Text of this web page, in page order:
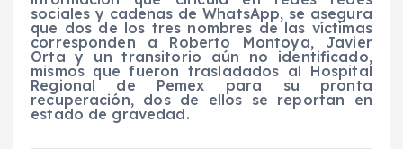
sociales y cadenas de WhatsApp, se asegura
que dos de los tres nombres de las víctimas
corresponden a Roberto Montoya, Javier
Orta y un transitorio aún no identificado,
mismos que fueron trasladados al Hospital
Regional de Pemex para su pronta
recuperación, dos de ellos se reportan en
estado de gravedad.